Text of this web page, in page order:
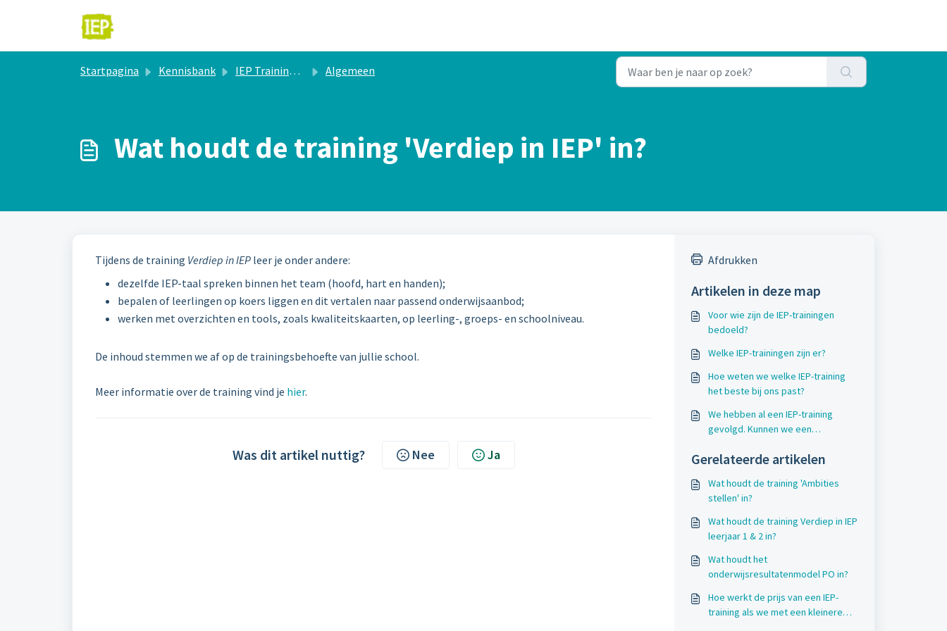
Startpagina Kennisbank IEP Trainingen Algemeen
Wat houdt de training 'Verdiep in IEP' in?
Tijdens de training Verdiep in IEP leer je onder andere:
dezelfde IEP-taal spreken binnen het team (hoofd, hart en handen);
bepalen of leerlingen op koers liggen en dit vertalen naar passend onderwijsaanbod;
werken met overzichten en tools, zoals kwaliteitskaarten, op leerling-, groeps- en schoolniveau.
De inhoud stemmen we af op de trainingsbehoefte van jullie school.
Meer informatie over de training vind je hier.
Was dit artikel nuttig? Nee Ja
Afdrukken
Artikelen in deze map
Voor wie zijn de IEP-trainingen
bedoeld?
Welke IEP-trainingen zijn er?
Hoe weten we welke IEP-training
het beste bij ons past?
We hebben al een IEP-training
gevolgd. Kunnen we een
Gerelateerde artikelen
Wat houdt de training 'Ambities
stellen' in?
Wat houdt de training Verdiep in IEP
leerjaar 1 & 2 in?
Wat houdt het
onderwijsresultatenmodel PO in?
Hoe werkt de prijs van een IEP-
training als we met een kleinere